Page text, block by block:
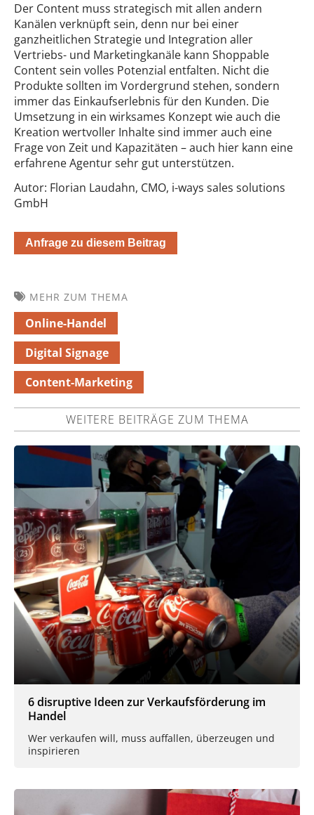
Der Content muss strategisch mit allen andern
Kanälen verknüpft sein, denn nur bei einer
ganzheitlichen Strategie und Integration aller
Vertriebs- und Marketingkanäle kann Shoppable
Content sein volles Potenzial entfalten. Nicht die
Produkte sollten im Vordergrund stehen, sondern
immer das Einkaufserlebnis für den Kunden. Die
Umsetzung in ein wirksames Konzept wie auch die
Kreation wertvoller Inhalte sind immer auch eine
Frage von Zeit und Kapazitäten – auch hier kann eine
erfahrene Agentur sehr gut unterstützen.
Autor: Florian Laudahn, CMO, i-ways sales solutions
GmbH
Anfrage zu diesem Beitrag
MEHR ZUM THEMA
Online-Handel
Digital Signage
Content-Marketing
WEITERE BEITRÄGE ZUM THEMA
6 disruptive Ideen zur Verkaufsförderung im
Handel
Wer verkaufen will, muss auffallen, überzeugen und
inspirieren